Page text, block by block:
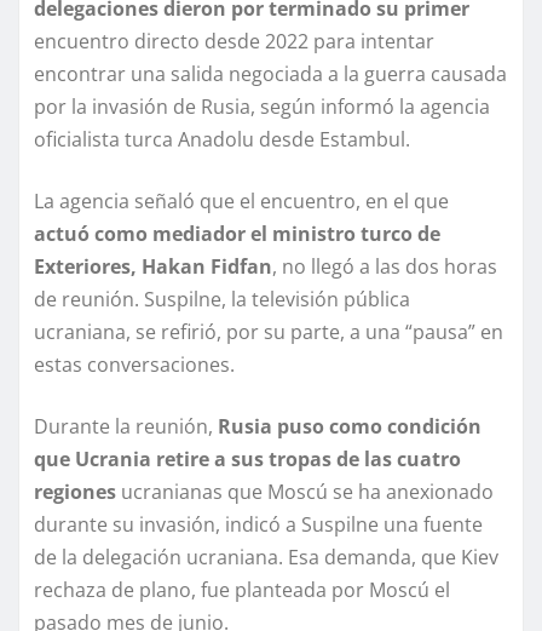
delegaciones dieron por terminado su primer
encuentro directo desde 2022 para intentar
encontrar una salida negociada a la guerra causada
por la invasión de Rusia, según informó la agencia
oficialista turca Anadolu desde Estambul.
La agencia señaló que el encuentro, en el que
actuó como mediador el ministro turco de
Exteriores, Hakan Fidfan, no llegó a las dos horas
de reunión. Suspilne, la televisión pública
ucraniana, se refirió, por su parte, a una “pausa” en
estas conversaciones.
Durante la reunión, Rusia puso como condición
que Ucrania retire a sus tropas de las cuatro
regiones ucranianas que Moscú se ha anexionado
durante su invasión, indicó a Suspilne una fuente
de la delegación ucraniana. Esa demanda, que Kiev
rechaza de plano, fue planteada por Moscú el
pasado mes de junio.